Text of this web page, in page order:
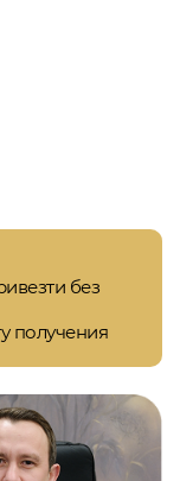
без
получения